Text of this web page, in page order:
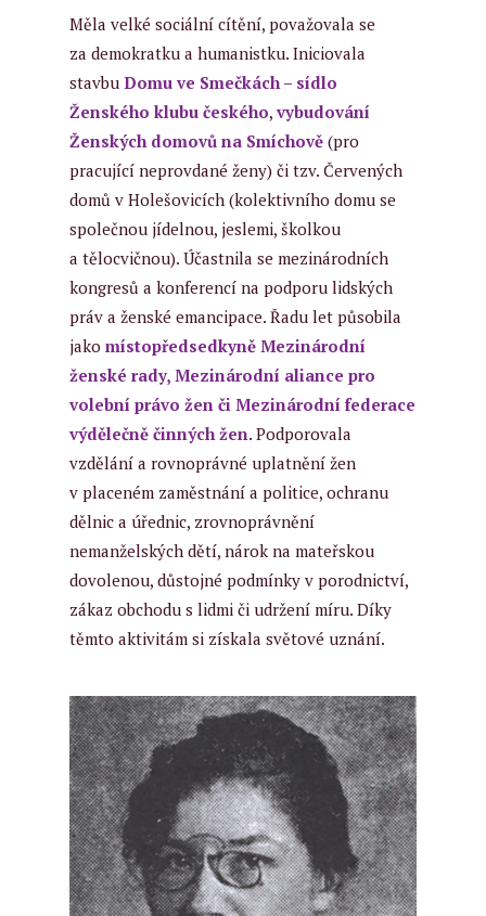
Měla velké sociální cítění, považovala se
za demokratku a humanistku. Iniciovala
stavbuDomu ve Smečkách – sídlo
Ženského klubu českého,vybudování
Ženských domovů na Smíchově(pro
pracující neprovdané ženy) či tzv. Červených
domů v Holešovicích (kolektivního domu se
společnou jídelnou, jeslemi, školkou
a tělocvičnou). Účastnila se mezinárodních
kongresů a konferencí na podporu lidských
práv a ženské emancipace. Řadu let působila
jakomístopředsedkyně Mezinárodní
ženské rady, Mezinárodní aliance pro
volební právo žen či Mezinárodní federace
výdělečně činných žen. Podporovala
vzdělání a rovnoprávné uplatnění žen
v placeném zaměstnání a politice, ochranu
dělnic a úřednic, zrovnoprávnění
nemanželských dětí, nárok na mateřskou
dovolenou, důstojné podmínky v porodnictví,
zákaz obchodu s lidmi či udržení míru. Díky
těmto aktivitám si získala světové uznání.